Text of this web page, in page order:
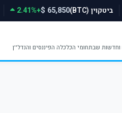
ביטקוין (BTC) 65,850 $
+2.41%